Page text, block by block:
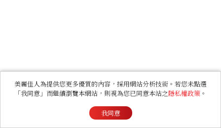
美麗佳人為提供您更多優質的內容，採用網站分析技術。若您未點選
「我同意」而繼續瀏覽本網站，則視為您已同意本站之隱私權政策 。
我同意